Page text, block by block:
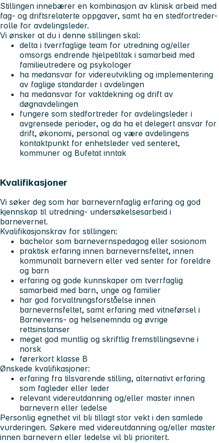
Stillingen innebærer en kombinasjon av klinisk arbeid med
fag- og driftsrelaterte oppgaver, samt ha en stedfortreder-
rolle for avdelingsleder.
Vi ønsker at du i denne stillingen skal:
delta i tverrfaglige team for utredning og/eller
omsorgs endrende hjelpetiltak i samarbeid med
familieutredere og psykologer
ha medansvar for videreutvikling og implementering
av faglige standarder i avdelingen
ha medansvar for vaktdekning og drift av
døgnavdelingen
fungere som stedfortreder for avdelingsleder i
avgrensede perioder, og da ha et delegert ansvar for
drift, økonomi, personal og være avdelingens
kontaktpunkt for enhetsleder ved senteret,
kommuner og Bufetat inntak
Kvalifikasjoner
Vi søker deg som har barnevernfaglig erfaring og god
kjennskap til utredning- undersøkelsesarbeid i
barnevernet.
Kvalifikasjonskrav for stillingen:
bachelor som barnevernspedagog eller sosionom
praktisk erfaring innen barnevernsfeltet, innen
kommunalt barnevern eller ved senter for foreldre
og barn
erfaring og gode kunnskaper om tverrfaglig
samarbeid med barn, unge og familier
har god forvaltningsforståelse innen
barnevernsfeltet, samt erfaring med vitneførsel i
Barneverns- og helsenemnda og øvrige
rettsinstanser
meget god muntlig og skriftlig fremstillingsevne i
norsk
førerkort klasse B
Ønskede kvalifikasjoner:
erfaring fra tilsvarende stilling, alternativt erfaring
som fagleder eller leder
relevant videreutdanning og/eller master innen
barnevern eller ledelse
Personlig egnethet vil bli tillagt stor vekt i den samlede
vurderingen. Søkere med videreutdanning og/eller master
innen barnevern eller ledelse vil bli prioritert.